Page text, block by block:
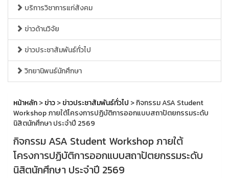
บริการวิชาการแก่สังคม
ข่าวด้านวิจัย
ข่าวประชาสัมพันธ์ทั่วไป
วิทยานิพนธ์นักศึกษา
หน้าหลัก>ข่าว>ข่าวประชาสัมพันธ์ทั่วไป > กิจกรรม ASA Student
Workshop ภายใต้โครงการปฏิบัติการออกแบบสถาปัตยกรรมระดับ
นิสิตนักศึกษา ประจำปี 2569
กิจกรรม ASA Student Workshop ภายใต้
โครงการปฏิบัติการออกแบบสถาปัตยกรรมระดับ
นิสิตนักศึกษา ประจำปี 2569